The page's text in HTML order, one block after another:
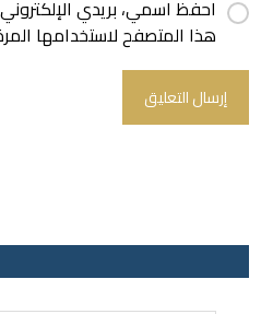
احفظ اسمي، بريدي
هذا المتصفح لاستخدامها